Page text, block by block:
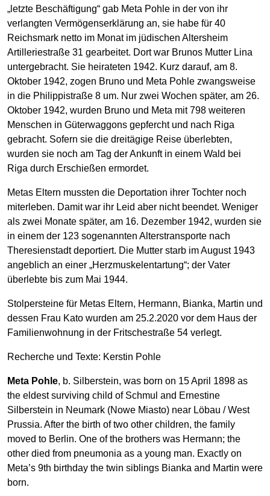
„letzte Beschäftigung“ gab Meta Pohle in der von ihr
verlangten Vermögenserklärung an, sie habe für 40
Reichsmark netto im Monat im jüdischen Altersheim
Artilleriestraße 31 gearbeitet. Dort war Brunos Mutter Lina
untergebracht. Sie heirateten 1942. Kurz darauf, am 8.
Oktober 1942, zogen Bruno und Meta Pohle zwangsweise
in die Philippistraße 8 um. Nur zwei Wochen später, am 26.
Oktober 1942, wurden Bruno und Meta mit 798 weiteren
Menschen in Güterwaggons gepfercht und nach Riga
gebracht. Sofern sie die dreitägige Reise überlebten,
wurden sie noch am Tag der Ankunft in einem Wald bei
Riga durch Erschießen ermordet.
Metas Eltern mussten die Deportation ihrer Tochter noch
miterleben. Damit war ihr Leid aber nicht beendet. Weniger
als zwei Monate später, am 16. Dezember 1942, wurden sie
in einem der 123 sogenannten Alterstransporte nach
Theresienstadt deportiert. Die Mutter starb im August 1943
angeblich an einer „Herzmuskelentartung“; der Vater
überlebte bis zum Mai 1944.
Stolpersteine für Metas Eltern, Hermann, Bianka, Martin und
dessen Frau Kato wurden am 25.2.2020 vor dem Haus der
Familienwohnung in der Fritschestraße 54 verlegt.
Recherche und Texte: Kerstin Pohle
Meta Pohle, b. Silberstein, was born on 15 April 1898 as
the eldest surviving child of Schmul and Ernestine
Silberstein in Neumark (Nowe Miasto) near Löbau / West
Prussia. After the birth of two other children, the family
moved to Berlin. One of the brothers was Hermann; the
other died from pneumonia as a young man. Exactly on
Meta’s 9th birthday the twin siblings Bianka and Martin were
born.